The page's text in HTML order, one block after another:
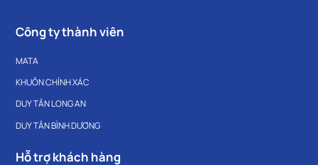
Công ty thành viên
MATA
KHUÔN CHÍNH XÁC
DUY TÂN LONG AN
DUY TÂN BÌNH DƯƠNG
Hỗ trợ khách hàng